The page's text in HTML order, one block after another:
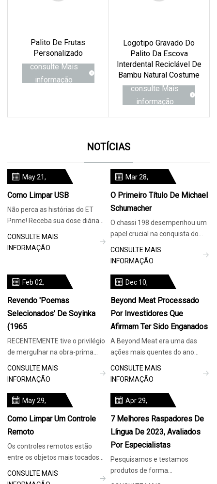
Palito De Frutas
Personalizado
consulte Mais
informação
Logotipo Gravado Do
Palito Da Escova
Interdental Reciclável De
Bambu Natural Costume
consulte Mais
informação
NOTÍCIAS
May 21,
Como Limpar USB
Não perca as histórias do ET
Prime! Receba sua dose diária
CONSULTE MAIS
INFORMAÇÃO
Mar 28,
O Primeiro Título De Michael
Schumacher
O chassi 198 desempenhou um
papel crucial na conquista do
CONSULTE MAIS
INFORMAÇÃO
Feb 02,
Revendo 'Poemas
Selecionados' De Soyinka
(1965
RECENTEMENTE tive o privilégio
de mergulhar na obra-prima
“POEMAS SELECIONADOS
(1965-2022: Um
CONSULTE MAIS
INFORMAÇÃO
Dec 10,
Beyond Meat Processado
Por Investidores Que
Afirmam Ter Sido Enganados
A Beyond Meat era uma das
ações mais quentes do ano
2019. Em apenas alguns meses,
a empresa
CONSULTE MAIS
INFORMAÇÃO
May 29,
Como Limpar Um Controle
Remoto
Os controles remotos estão
entre os objetos mais tocados
com as maçanetas e os
CONSULTE MAIS
Apr 29,
7 Melhores Raspadores De
Língua De 2023, Avaliados
Por Especialistas
Pesquisamos e testamos
produtos de forma